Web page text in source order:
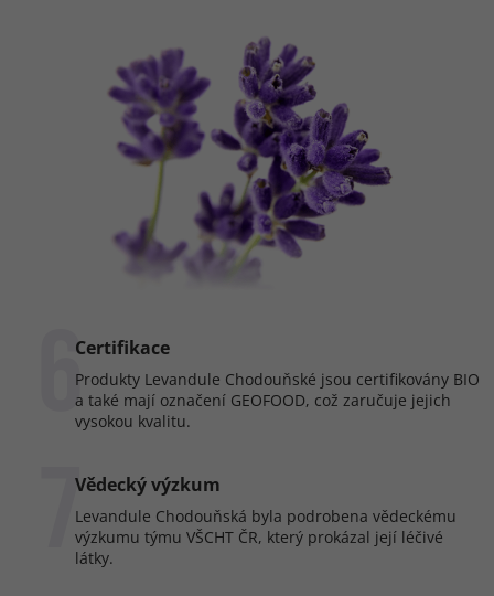
6
Certifikace
Produkty Levandule Chodouňské jsou certifikovány BIO
a také mají označení GEOFOOD, což zaručuje jejich
vysokou kvalitu.
7
Vědecký výzkum
Levandule Chodouňská byla podrobena vědeckému
výzkumu týmu VŠCHT ČR, který prokázal její léčivé
látky.